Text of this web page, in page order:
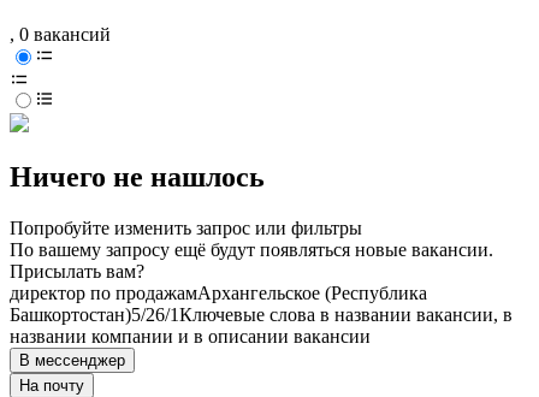
, 0 вакансий
Ничего не нашлось
Попробуйте изменить запрос или фильтры
По вашему запросу ещё будут появляться новые вакансии.
Присылать вам?
директор по продажамАрхангельское (Республика
Башкортостан)5/26/1Ключевые слова в названии вакансии, в
названии компании и в описании вакансии
В мессенджер
На почту